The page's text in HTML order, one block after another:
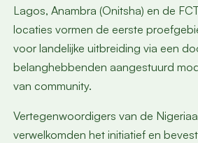
Lagos, Anambra (Onitsha) en de
locaties vormen de eerste
voor landelijke uitbreiding via een
belanghebbenden aangestuurd
van community.
Vertegenwoordigers van de
verwelkomden het initiatief en